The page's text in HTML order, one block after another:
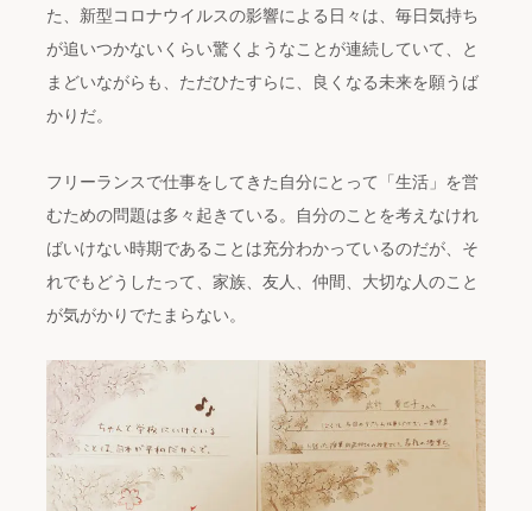
た、新型コロナウイルスの影響による日々は、毎日気持ち
が追いつかないくらい驚くようなことが連続していて、と
まどいながらも、ただひたすらに、良くなる未来を願うば
かりだ。
フリーランスで仕事をしてきた自分にとって「生活」を営
むための問題は多々起きている。自分のことを考えなけれ
ばいけない時期であることは充分わかっているのだが、そ
れでもどうしたって、家族、友人、仲間、大切な人のこと
が気がかりでたまらない。